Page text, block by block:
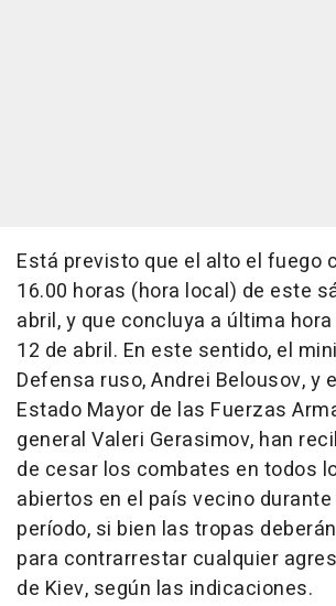
Está previsto que el alto el fuego
16.00 horas (hora local) de este
abril, y que concluya a última
12 de abril. En este sentido, el
Defensa ruso, Andrei Belousov, y
Estado Mayor de las Fuerzas
general Valeri Gerasimov, han
de cesar los combates en todos
abiertos en el país vecino
período, si bien las tropas
para contrarrestar cualquier
de Kiev, según las indicaciones.